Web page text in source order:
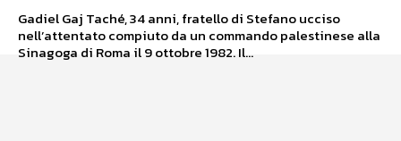
Gadiel Gaj Taché, 34 anni, fratello di Stefano ucciso
nell’attentato compiuto da un commando palestinese alla
Sinagoga di Roma il 9 ottobre 1982. Il...